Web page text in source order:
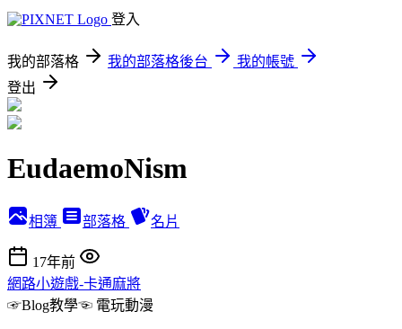
登入
我的部落格 我的部落格後台
我的帳號
登出
EudaemoNism
相簿 部落格 名片
17年前
網路小遊戲-卡通麻將
☞Blog教學☜ 電玩動漫